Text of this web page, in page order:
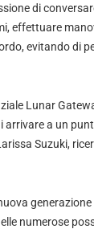
di
effettuare
evitando di
Lunar
arrivare a un
Suzuki,
numerose